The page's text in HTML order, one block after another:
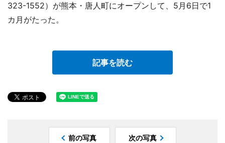
323-1552）が熊本・唐人町にオープンして、5月6日で1
カ月がたった。
記事を読む
前の写真 次の写真